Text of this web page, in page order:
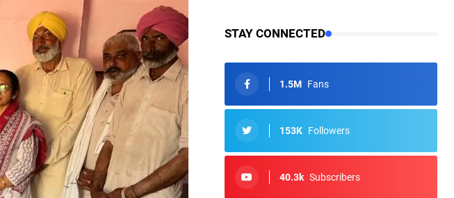
STAY CONNECTED
1.5M Fans
153K Followers
40.3k Subscribers